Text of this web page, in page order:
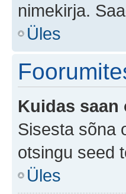
nimekirja.
Üles
Kuidas
Sisesta sõna
otsingu seed
Üles